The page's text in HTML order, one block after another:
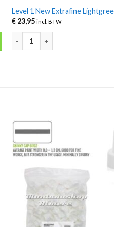
Level 1 New Extrafine
€ 23,95 incl. BTW
Level 1 New Extrafine